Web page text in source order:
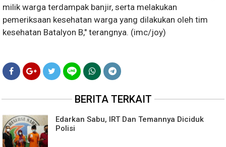
milik warga terdampak banjir, serta melakukan
pemeriksaan kesehatan warga yang dilakukan oleh tim
kesehatan Batalyon B," terangnya. (imc/joy)
BERITA TERKAIT
Edarkan Sabu, IRT Dan Temannya Diciduk
Polisi